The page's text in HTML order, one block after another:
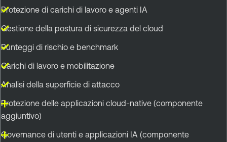
Protezione di carichi di lavoro e agenti IA
Gestione della postura di sicurezza del cloud
Punteggi di rischio e benchmark
Carichi di lavoro e mobilitazione
Analisi della superficie di attacco
Protezione delle applicazioni cloud-native (componente
aggiuntivo)
Governance di utenti e applicazioni IA (componente